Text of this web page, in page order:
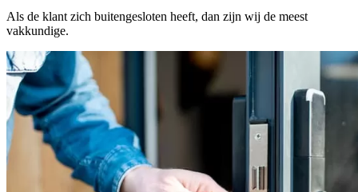
Als de klant zich buitengesloten heeft, dan zijn wij de meest
vakkundige.